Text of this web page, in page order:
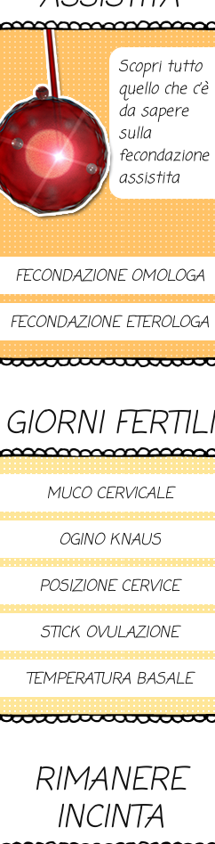
Scopri tutto
quello che c’è
da sapere
sulla
fecondazione
assistita
FECONDAZIONE OMOLOGA
FECONDAZIONE ETEROLOGA
GIORNI FERTILI
MUCO CERVICALE
OGINO KNAUS
POSIZIONE CERVICE
STICK OVULAZIONE
TEMPERATURA BASALE
RIMANERE
INCINTA